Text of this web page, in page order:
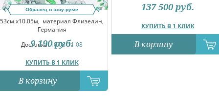
Образец в шоу-руме
53см x10.05м, материал Флизелин,
Германия
Доставка:10.08-11.08
КУПИТЬ В 1 КЛИК
9 190 руб.
В корзину
КУПИТЬ В 1 КЛИК
137 500 руб.
В корзину